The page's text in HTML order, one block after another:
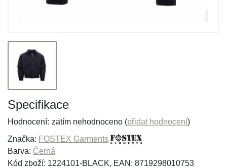
Specifikace
Hodnocení: zatím nehodnoceno (přidat hodnocení)
Značka: FOSTEX Garments
Barva: Černá
Kód zboží: 1224101-BLACK, EAN: 8719298010753